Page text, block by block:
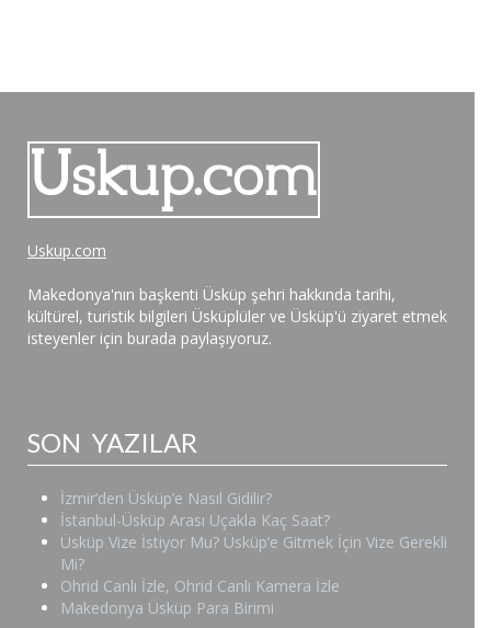
Uskup.com
Makedonya'nın başkenti Üsküp şehri hakkında tarihi,
kültürel, turistik bilgileri Üsküplüler ve Üsküp'ü ziyaret etmek
isteyenler için burada paylaşıyoruz.
SON YAZILAR
İzmir’den Üsküp’e Nasıl Gidilir?
İstanbul-Üsküp Arası Uçakla Kaç Saat?
Üsküp Vize İstiyor Mu? Üsküp’e Gitmek İçin Vize Gerekli
Mi?
Ohrid Canlı İzle, Ohrid Canlı Kamera İzle
Makedonya Üsküp Para Birimi